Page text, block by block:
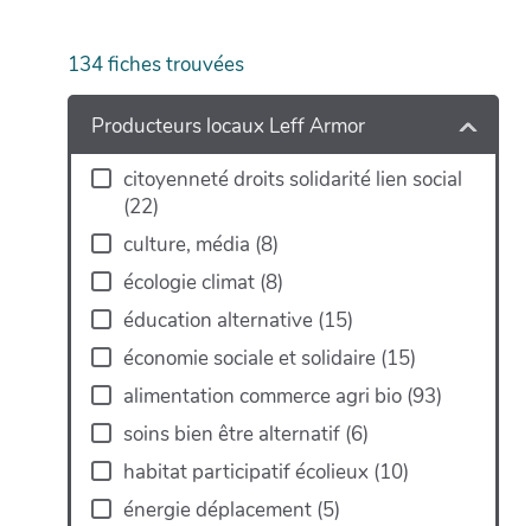
134fiches trouvées
Producteurs locaux Leff Armor
citoyenneté droits solidarité lien social
(22)
culture, média (8)
écologie climat (8)
éducation alternative (15)
économie sociale et solidaire (15)
alimentation commerce agri bio (93)
soins bien être alternatif (6)
habitat participatif écolieux (10)
énergie déplacement (5)